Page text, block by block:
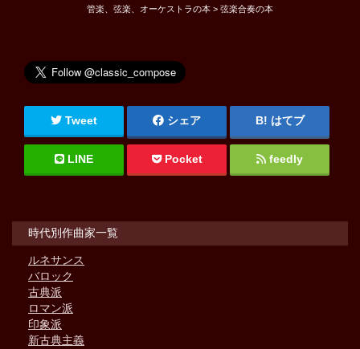
管楽、弦楽、オーケストラの本 > 弦楽合奏の本
Tweet シェア はてブ
LINE Pocket feedly
時代別作曲家一覧
ルネサンス
バロック
古典派
ロマン派
印象派
新古典主義